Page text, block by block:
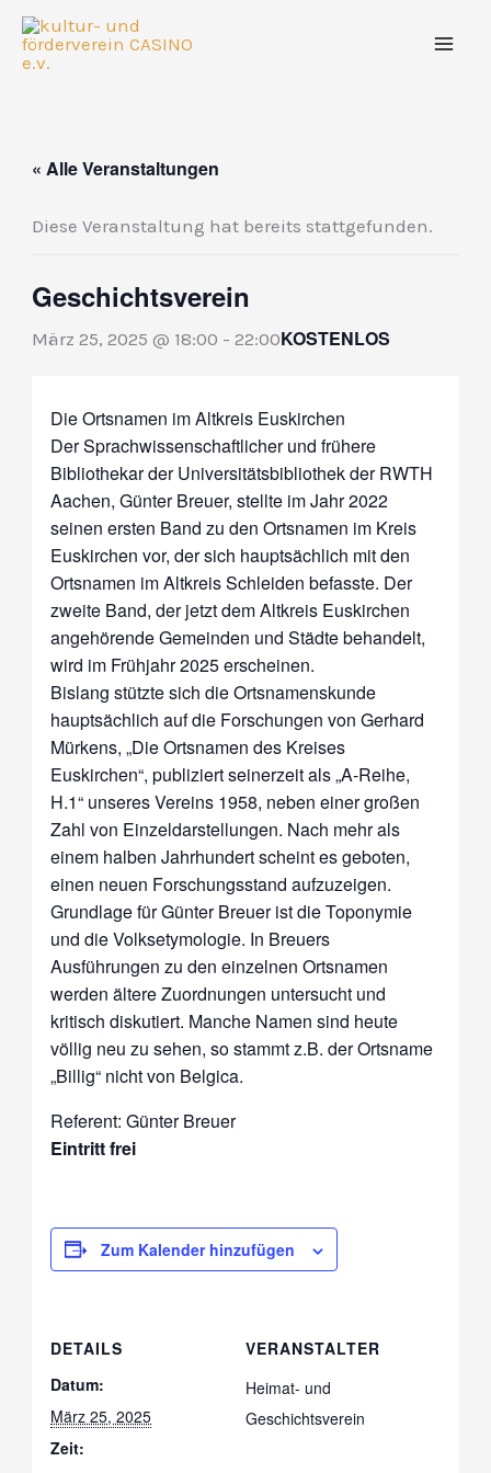
Zum
Inhalt
springen
« Alle Veranstaltungen
Diese Veranstaltung hat bereits stattgefunden.
Geschichtsverein
März 25, 2025 @ 18:00 -22:00KOSTENLOS
Die Ortsnamen im Altkreis Euskirchen
Der Sprachwissenschaftlicher und frühere
Bibliothekar der Universitätsbibliothek der RWTH
Aachen, Günter Breuer, stellte im Jahr 2022
seinen ersten Band zu den Ortsnamen im Kreis
Euskirchen vor, der sich hauptsächlich mit den
Ortsnamen im Altkreis Schleiden befasste. Der
zweite Band, der jetzt dem Altkreis Euskirchen
angehörende Gemeinden und Städte behandelt,
wird im Frühjahr 2025 erscheinen.
Bislang stützte sich die Ortsnamenskunde
hauptsächlich auf die Forschungen von Gerhard
Mürkens, „Die Ortsnamen des Kreises
Euskirchen“, publiziert seinerzeit als „A-Reihe,
H.1“ unseres Vereins 1958, neben einer großen
Zahl von Einzeldarstellungen. Nach mehr als
einem halben Jahrhundert scheint es geboten,
einen neuen Forschungsstand aufzuzeigen.
Grundlage für Günter Breuer ist die Toponymie
und die Volksetymologie. In Breuers
Ausführungen zu den einzelnen Ortsnamen
werden ältere Zuordnungen untersucht und
kritisch diskutiert. Manche Namen sind heute
völlig neu zu sehen, so stammt z.B. der Ortsname
„Billig“ nicht von Belgica.
Referent: Günter Breuer
Eintritt frei
Zum Kalender hinzufügen
DETAILS
Datum:
März 25, 2025
Zeit:
VERANSTALTER
Heimat- und
Geschichtsverein